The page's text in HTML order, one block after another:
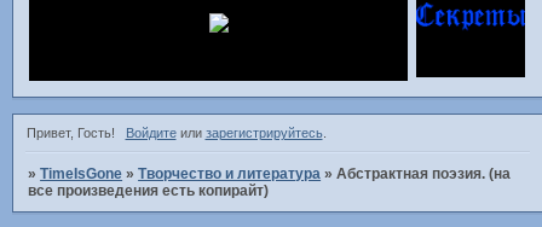
Привет, Гость! Войдитеили зарегистрируйтесь.
»TimeIsGone »Творчество и литература »Абстрактная поэзия. (на
все произведения есть копирайт)